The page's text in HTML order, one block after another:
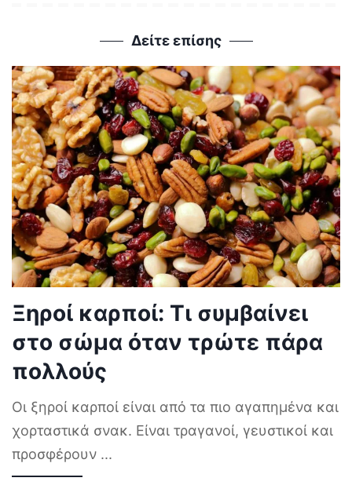
Δείτε επίσης
Ξηροί καρποί: Τι συμβαίνει
στο σώμα όταν τρώτε πάρα
πολλούς
Οι ξηροί καρποί είναι από τα πιο αγαπημένα και
χορταστικά σνακ. Είναι τραγανοί, γευστικοί και
προσφέρουν ...